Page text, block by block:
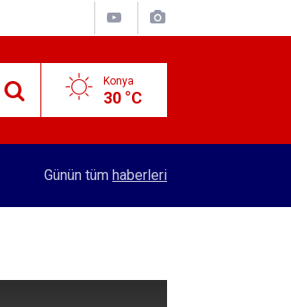
Konya
30 °C
Kırtasiye sektöründe okula dönüş mesaisi
Günün tüm haberleri